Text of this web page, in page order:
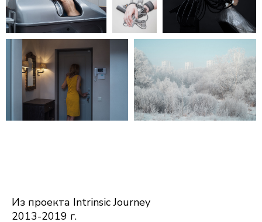
Из проекта Intrinsic Journey
2013-2019 г.